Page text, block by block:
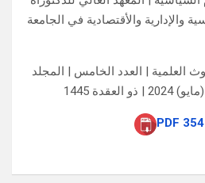
والإدارية والأقتصادية في الجامعة
العلمية | العدد الخامس | المجلد
1445